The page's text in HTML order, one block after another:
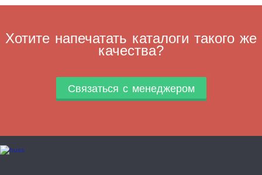
Хотите напечатать каталоги такого же
качества?
Связаться с менеджером